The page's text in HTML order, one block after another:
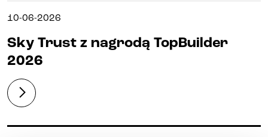
10-06-2026
Sky Trust z nagrodą TopBuilder
2026